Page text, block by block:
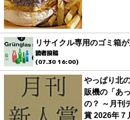
リサイクル専用のゴミ箱
読者投稿
(07.30 16:00)
やっぱり北
販機の「あ
の？ ～月刊
賞 2026年７